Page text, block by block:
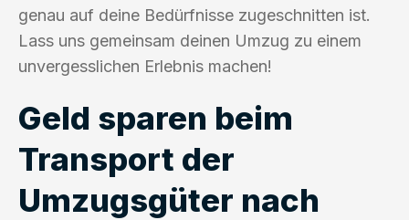
genau auf deine Bedürfnisse zugeschnitten ist.
Lass uns gemeinsam deinen Umzug zu einem
unvergesslichen Erlebnis machen!
Geld sparen beim
Transport der
Umzugsgüter nach